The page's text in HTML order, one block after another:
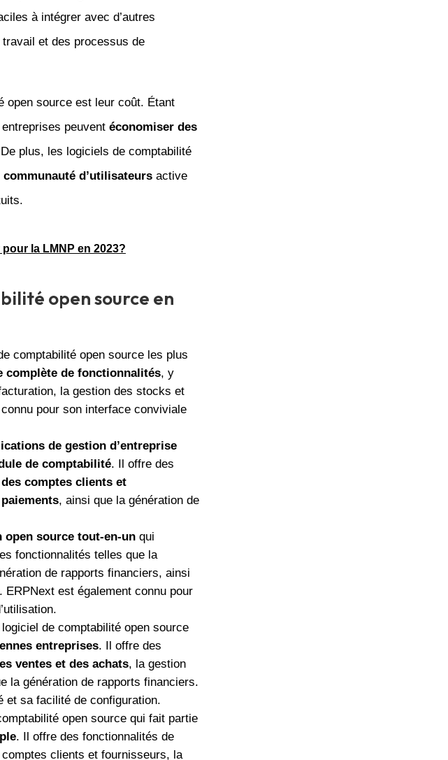
à intégrer avec d’autres
et des processus de
open source est leur coût. Étant
peuvent économiser des
plus, les logiciels de comptabilité
communauté d’utilisateursactive
la LMNP en 2023?
open source en
comptabilité open source les plus
complète de fonctionnalités, y
la gestion des stocks et
pour son interface conviviale
de gestion d’entreprise
de comptabilité. Il offre des
comptes clients et
, ainsi que la génération de
source tout-en-unqui
fonctionnalités telles que la
de rapports financiers, ainsi
ERPNext est également connu pour
de comptabilité open source
entreprises. Il offre des
ventes et des achats, la gestion
la génération de rapports financiers.
et sa facilité de configuration.
open source qui fait partie
. Il offre des fonctionnalités de
clients et fournisseurs, la